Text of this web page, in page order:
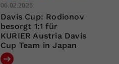
06.02.2026
Davis Cup: Rodionov
besorgt 1:1 für
KURIER Austria Davis
Cup Team in Japan